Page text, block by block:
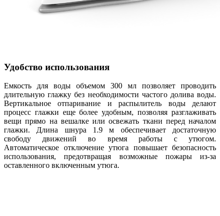
Удобство использования
Емкость для воды объемом 300 мл позволяет проводить
длительную глажку без необходимости частого долива воды.
Вертикальное отпаривание и распылитель воды делают
процесс глажки еще более удобным, позволяя разглаживать
вещи прямо на вешалке или освежать ткани перед началом
глажки. Длина шнура 1.9 м обеспечивает достаточную
свободу движений во время работы с утюгом.
Автоматическое отключение утюга повышает безопасность
использования, предотвращая возможные пожары из-за
оставленного включенным утюга.